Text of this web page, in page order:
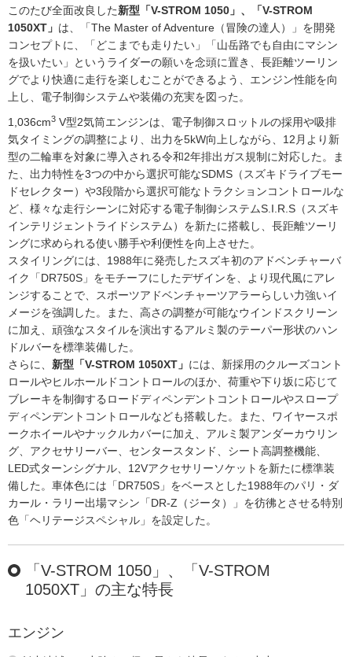
このたび全面改良した新型「V-STROM 1050」、「V-STROM
1050XT」 は、「The Master of Adventure（冒険の達人）」を開発
コンセプトに、「どこまでも走りたい」「山岳路でも自由にマシン
を扱いたい」というライダーの願いを念頭に置き、長距離ツーリン
グでより快適に走行を楽しむことができるよう、エンジン性能を向
上し、電子制御システムや装備の充実を図った。
1,036cm3 V型2気筒エンジンは、電子制御スロットルの採用や吸排
気タイミングの調整により、出力を5kW向上しながら、12月より新
型の二輪車を対象に導入される令和2年排出ガス規制に対応した。ま
た、出力特性を3つの中から選択可能なSDMS（スズキドライブモー
ドセレクター）や3段階から選択可能なトラクションコントロールな
ど、様々な走行シーンに対応する電子制御システムS.I.R.S（スズキ
インテリジェントライドシステム）を新たに搭載し、長距離ツーリ
ングに求められる使い勝手や利便性を向上させた。
スタイリングには、1988年に発売したスズキ初のアドベンチャーバ
イク「DR750S」をモチーフにしたデザインを、より現代風にアレ
ンジすることで、スポーツアドベンチャーツアラーらしい力強いイ
メージを強調した。また、高さの調整が可能なウインドスクリーン
に加え、頑強なスタイルを演出するアルミ製のテーパー形状のハン
ドルバーを標準装備した。
さらに、 新型「V-STROM 1050XT」 には、新採用のクルーズコント
ロールやヒルホールドコントロールのほか、荷重や下り坂に応じて
ブレーキを制御するロードディペンデントコントロールやスロープ
ディペンデントコントロールなども搭載した。また、ワイヤースポ
ークホイールやナックルカバーに加え、アルミ製アンダーカウリン
グ、アクセサリーバー、センタースタンド、シート高調整機能、
LED式ターンシグナル、12Vアクセサリーソケットを新たに標準装
備した。車体色には「DR750S」をベースとした1988年のパリ・ダ
カール・ラリー出場マシン「DR-Z（ジータ）」を彷彿とさせる特別
色「ヘリテージスペシャル」を設定した。
「V-STROM 1050」、「V-STROM
1050XT」の主な特長
エンジン